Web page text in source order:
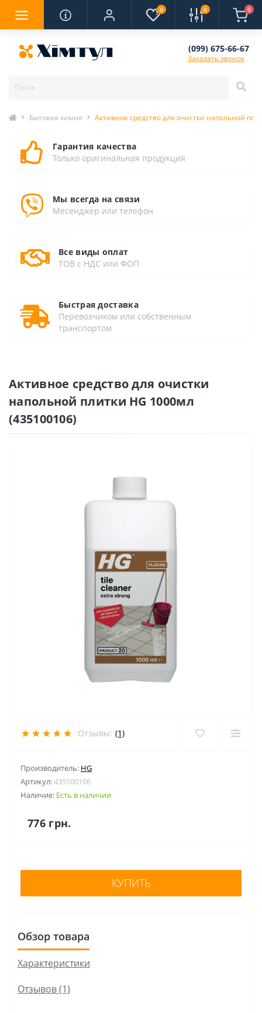
0 0 0
(099) 675-66-67
Заказать звонок
Бытовая химия Активное средство для очистки напольной
Гарантия качества
Только оригинальная продукция
Мы всегда на связи
Месенджер или телефон
Все виды оплат
ТОВ с НДС или ФОП
Быстрая доставка
Перевозчиком или собственным
транспортом
Активное средство для очистки
напольной плитки HG 1000мл
(435100106)
Отзывы: (1)
Производитель: HG
Артикул:435100106
Наличие: Есть в наличии
776 грн.
КУПИТЬ
Обзор товара
Характеристики
Отзывов (1)